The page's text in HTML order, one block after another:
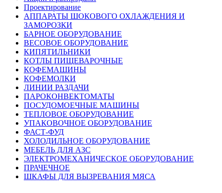
Проектирование
АППАРАТЫ ШОКОВОГО ОХЛАЖДЕНИЯ И
ЗАМОРОЗКИ
БАРНОЕ ОБОРУДОВАНИЕ
ВЕСОВОЕ ОБОРУДОВАНИЕ
КИПЯТИЛЬНИКИ
КОТЛЫ ПИЩЕВАРОЧНЫЕ
КОФЕМАШИНЫ
КОФЕМОЛКИ
ЛИНИИ РАЗДАЧИ
ПАРОКОНВЕКТОМАТЫ
ПОСУДОМОЕЧНЫЕ МАШИНЫ
ТЕПЛОВОЕ ОБОРУДОВАНИЕ
УПАКОВОЧНОЕ ОБОРУДОВАНИЕ
ФАСТ-ФУД
ХОЛОДИЛЬНОЕ ОБОРУДОВАНИЕ
МЕБЕЛЬ ДЛЯ АЗС
ЭЛЕКТРОМЕХАНИЧЕСКОЕ ОБОРУДОВАНИЕ
ПРАЧЕЧНОЕ
ШКАФЫ ДЛЯ ВЫЗРЕВАНИЯ МЯСА